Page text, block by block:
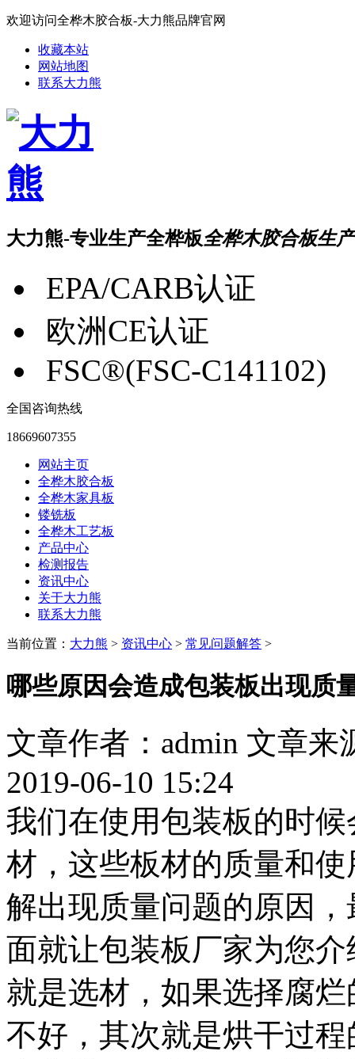
欢迎访问全桦木胶合板-大力熊品牌官网
收藏本站
网站地图
联系大力熊
大力熊-专业生产全桦板全桦木胶合板生
EPA/CARB认证
欧洲CE认证
FSC®(FSC-C141102)
全国咨询热线
18669607355
网站主页
全桦木胶合板
全桦木家具板
镂铣板
全桦木工艺板
产品中心
检测报告
资讯中心
关于大力熊
联系大力熊
当前位置： 大力熊 > 资讯中心 > 常见问题解答 >
哪些原因会造成包装板出现质
文章作者：admin 文章来
2019-06-10 15:24
我们在使用包装板的时
材，这些板材的质量和
解出现质量问题的原因
面就让包装板厂家为您
就是选材，如果选择腐
不好，其次就是烘干过